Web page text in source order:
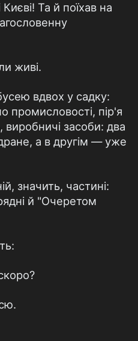
Та й поїхав на
живі.
вдвох у садку:
промисловості, пір'я
виробничі засоби: два
а в другім — уже
значить, частині:
й "Очеретом